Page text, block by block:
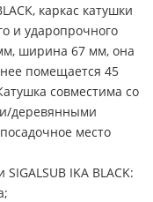
каркас катушки
и ударопрочного
ширина 67 мм, она
помещается 45
совместима со
деревянными
место
IKA BLACK: